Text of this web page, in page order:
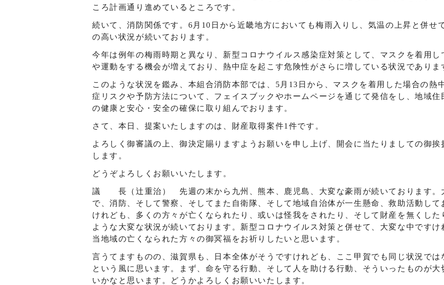
ころ計画通り進めているところです。
続いて、消防関係です。6月10日から近畿地方においても梅雨入りし、気温の上昇と併せ
の高い状況が続いております。
今年は例年の梅雨時期と異なり、新型コロナウイルス感染症対策として、マスクを着用し
や運動をする機会が増えており、熱中症を起こす危険性がさらに増している状況でありま
このような状況を鑑み、本組合消防本部では、5月13日から、マスクを着用した場合の熱
症リスクや予防方法について、フェイスブックやホームページを通じて発信をし、地域住
の健康と安心・安全の確保に取り組んでおります。
さて、本日、提案いたしますのは、財産取得案件1件です。
よろしく御審議の上、御決定賜りますようお願いを申し上げ、開会に当たりましての御挨
します。
どうぞよろしくお願いいたします。
議 長（辻󠄀重治） 先週の末から九州、熊本、鹿児島、大変な豪雨が続いております。
で、消防、そして警察、そしてまた自衛隊、そして地域自治体が一生懸命、救助活動して
けれども、多くの方々が亡くなられたり、或いは怪我をされたり、そして財産を無くした
ような大変な状況が続いております。新型コロナウイルス対策と併せて、大変な中ですけ
当地域の亡くなられた方々の御冥福をお祈りしたいと思います。
言うてますものの、滋賀県も、日本全体がそうですけれども、ここ甲賀でも同じ状況では
という風に思います。まず、命を守る行動、そして人を助ける行動、そういったものが大
いかなと思います。どうかよろしくお願いいたします。